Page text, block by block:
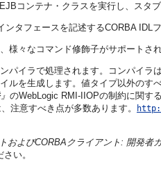
コンテナ・クラスを実行し、スタ
ンタフェースを記述するCORBA IDL
様々なコマンド修飾子がサポートさ
パイラで処理されます。コンパイラ
ルを生成します。値タイプ以外の
のWebLogic RMI-IIOPの制約に関す
注意すべき点が多数あります。
およびCORBAクライアント: 開発者
い。